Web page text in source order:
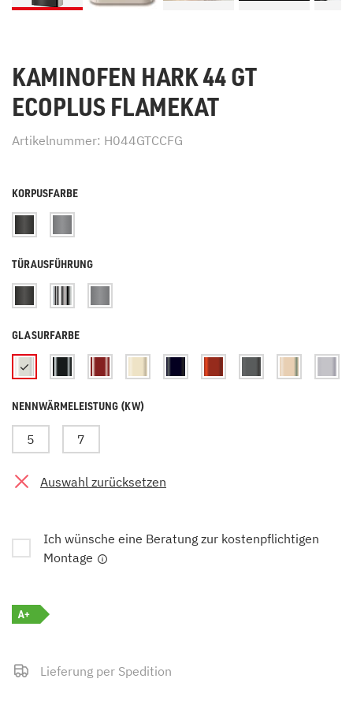
KAMINOFEN HARK 44 GT
ECOPLUS FLAMEKAT
Artikelnummer: H044GTCCFG
KORPUSFARBE
TÜRAUSFÜHRUNG
GLASURFARBE
NENNWÄRMELEISTUNG (KW)
5 7
Auswahl zurücksetzen
Ich wünsche eine Beratung zur kostenpflichtigen
Montage
A+
Lieferung per Spedition